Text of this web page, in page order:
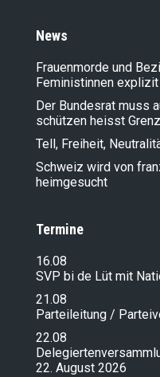
News
Frauenmorde und
Feministinnen
Der Bundesrat muss
schützen heisst
Tell, Freiheit,
Schweiz wird von
heimgesucht
Termine
16.08
SVP bi de Lüt mit
21.08
Parteileitung /
22.08
22. August 2026